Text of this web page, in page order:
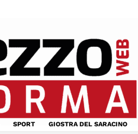
SPORT GIOSTRA DEL SARACINO